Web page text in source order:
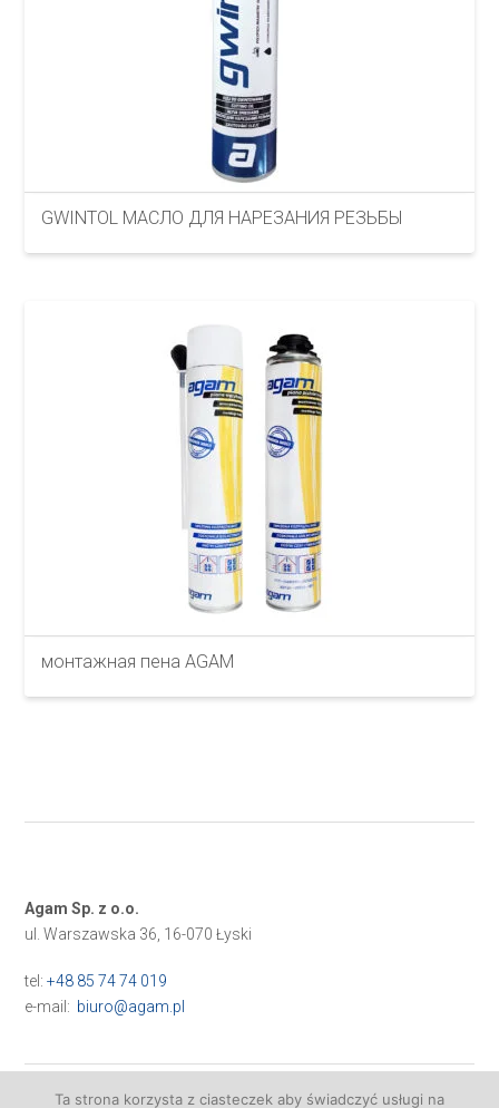
GWINTOL МАСЛО ДЛЯ НАРЕЗАНИЯ РЕЗЬБЫ
монтажная пена AGAM
Agam Sp. z o.o.
ul. Warszawska 36, 16-070 Łyski
tel:+48 85 74 74 019
e-mail: biuro@agam.pl
Ta strona korzysta z ciasteczek aby świadczyć usługi na